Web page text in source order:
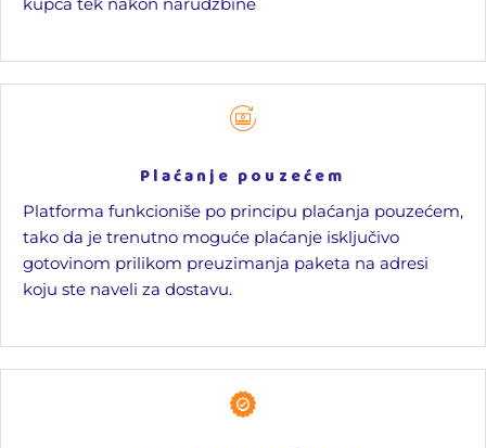
Plaćanje pouzećem
Platforma funkcioniše po principu plaćanja pouzećem,
tako da je trenutno moguće plaćanje isključivo
gotovinom prilikom preuzimanja paketa na adresi
koju ste naveli za dostavu.